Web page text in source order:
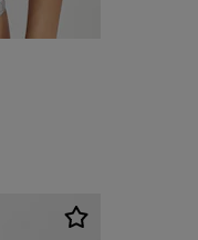
EUR